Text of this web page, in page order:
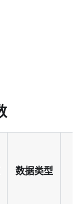
数据类型